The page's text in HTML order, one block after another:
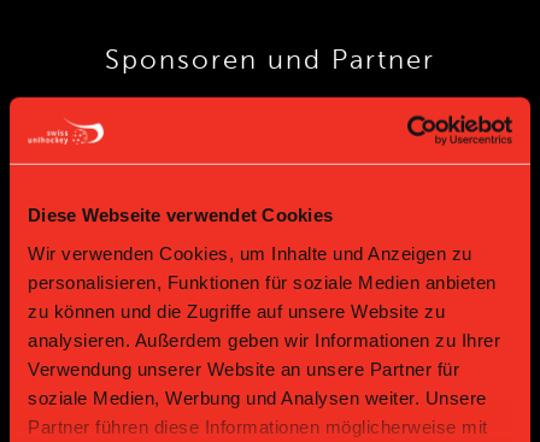
Diese Webseite verwendet Cookies
Wir verwenden Cookies, um Inhalte und Anzeigen zu
personalisieren, Funktionen für soziale Medien anbieten
zu können und die Zugriffe auf unsere Website zu
analysieren. Außerdem geben wir Informationen zu Ihrer
Verwendung unserer Website an unsere Partner für
soziale Medien, Werbung und Analysen weiter. Unsere
Partner führen diese Informationen möglicherweise mit
Sponsoren und Partner
Platin Partner
Gold Partner Gold Partner